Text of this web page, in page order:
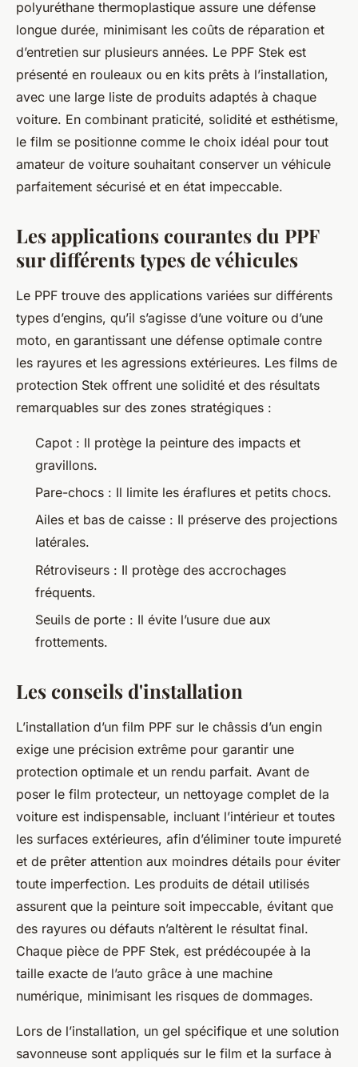
polyuréthane thermoplastique assure une défense
longue durée, minimisant les coûts de réparation et
d’entretien sur plusieurs années. Le PPF Stek est
présenté en rouleaux ou en kits prêts à l’installation,
avec une large liste de produits adaptés à chaque
voiture. En combinant praticité, solidité et esthétisme,
le film se positionne comme le choix idéal pour tout
amateur de voiture souhaitant conserver un véhicule
parfaitement sécurisé et en état impeccable.
Les applications courantes du PPF
sur différents types de véhicules
Le PPF trouve des applications variées sur différents
types d’engins, qu’il s’agisse d’une voiture ou d’une
moto, en garantissant une défense optimale contre
les rayures et les agressions extérieures. Les films de
protection Stek offrent une solidité et des résultats
remarquables sur des zones stratégiques :
Capot : Il protège la peinture des impacts et
gravillons.
Pare-chocs : Il limite les éraflures et petits chocs.
Ailes et bas de caisse : Il préserve des projections
latérales.
Rétroviseurs : Il protège des accrochages
fréquents.
Seuils de porte : Il évite l’usure due aux
frottements.
Les conseils d'installation
L’installation d’un film PPF sur le châssis d’un engin
exige une précision extrême pour garantir une
protection optimale et un rendu parfait. Avant de
poser le film protecteur, un nettoyage complet de la
voiture est indispensable, incluant l’intérieur et toutes
les surfaces extérieures, afin d’éliminer toute impureté
et de prêter attention aux moindres détails pour éviter
toute imperfection. Les produits de détail utilisés
assurent que la peinture soit impeccable, évitant que
des rayures ou défauts n’altèrent le résultat final.
Chaque pièce de PPF Stek, est prédécoupée à la
taille exacte de l’auto grâce à une machine
numérique, minimisant les risques de dommages.
Lors de l’installation, un gel spécifique et une solution
savonneuse sont appliqués sur le film et la surface à